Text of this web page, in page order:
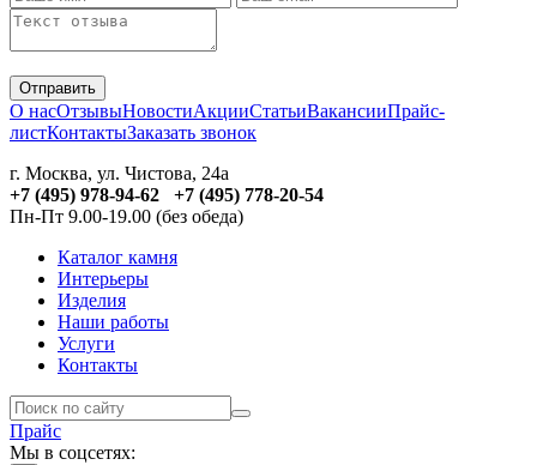
Отправить
О насОтзывыНовостиАкцииСтатьиВакансииПрайс-
листКонтактыЗаказать звонок
г. Москва, ул. Чистова, 24а
+7 (495) 978-94-62 +7 (495) 778-20-54
Пн-Пт 9.00-19.00 (без обеда)
Каталог камня
Интерьеры
Изделия
Наши работы
Услуги
Контакты
Прайс
Мы в соцсетях: